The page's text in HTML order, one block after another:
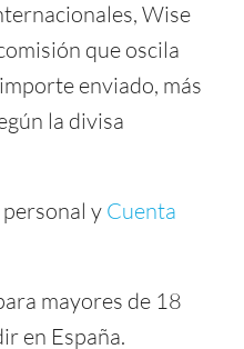
Wise
que oscila
enviado, más
la divisa
y Cuenta
mayores de 18
en España.